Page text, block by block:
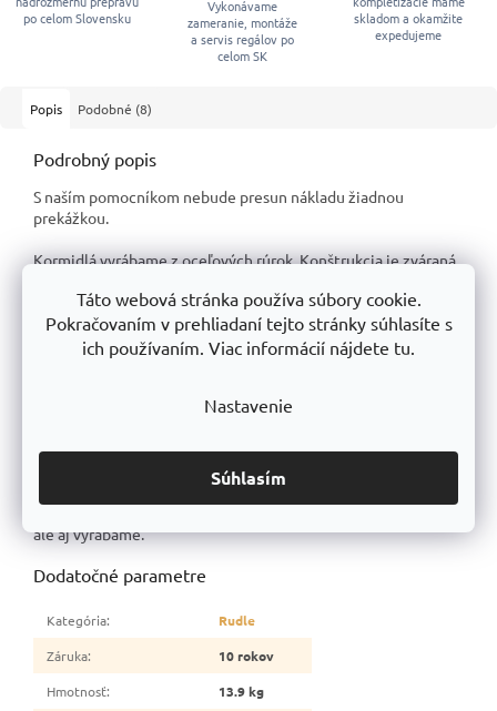
Táto webová stránka používa súbory cookie.
Pokračovaním v prehliadaní tejto stránky súhlasíte s
ich používaním. Viac informácií nájdete tu.
Nastavenie
Súhlasím
po celom Slovensku
Vykonávame
zameranie, montáže
a servis regálov po
celom SK
skladom a okamžite
expedujeme
Popis Podobné (8)
Podrobný popis
S naším pomocníkom nebude presun nákladu žiadnou
prekážkou.
Kormidlá vyrábame z oceľových rúrok. Konštrukcia je zváraná
najbezpečnejší a nevyžadoval väčšiu námahu pri manipulácii.
Polyuretánové kolesá s priemerom 260 mm s ihličkovými
Vďaka použitým materiálom sú kolesá odolné voči
RAL1004
ale aj vyrábame.
Dodatočné parametre
Kategória:
Rudle
Záruka:
10 rokov
Hmotnosť:
13.9 kg